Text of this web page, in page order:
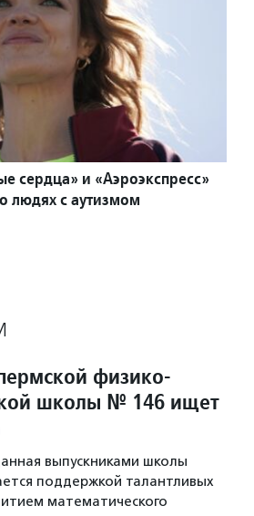
сердца» и «Аэроэкспресс»
людях с аутизмом
физико-
школы № 146 ищет
выпускниками школы
поддержкой талантливых
математического